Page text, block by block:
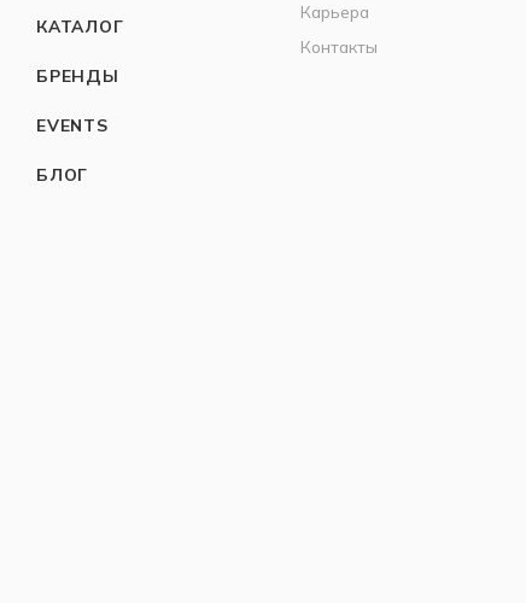
КАТАЛОГ
БРЕНДЫ
EVENTS
БЛОГ
Карьера
Контакты